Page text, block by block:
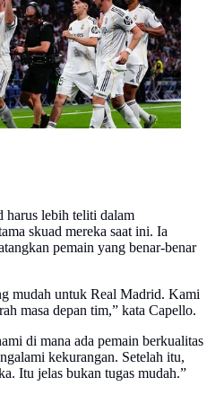
harus lebih teliti dalam
skuad mereka saat ini. Ia
pemain yang benar-benar
mudah untuk Real Madrid. Kami
masa depan tim,” kata Capello.
di mana ada pemain berkualitas
kekurangan. Setelah itu,
Itu jelas bukan tugas mudah.”